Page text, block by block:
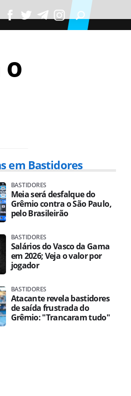
em Bastidores
BASTIDORES
Meia será desfalque do
Grêmio contra o São Paulo,
pelo Brasileirão
BASTIDORES
Salários do Vasco da Gama
em 2026; Veja o valor por
jogador
BASTIDORES
Atacante revela bastidores
de saída frustrada do
Grêmio: "Trancaram tudo"